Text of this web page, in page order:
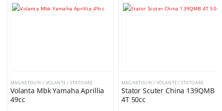
MAGNETOURI / VOLANTE / STATOARE
Volanta Mbk Yamaha Aprillia
49cc
MAGNETOURI / VOLANTE / STATOARE
Stator Scuter China 139QMB
4T 50cc